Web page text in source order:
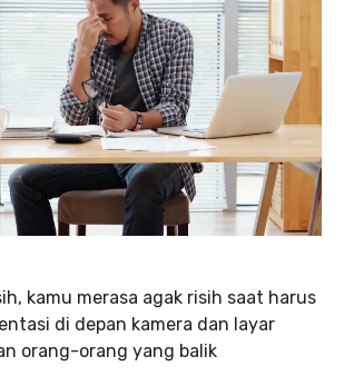
kamu merasa agak risih saat harus
di depan kamera dan layar
orang-orang yang balik